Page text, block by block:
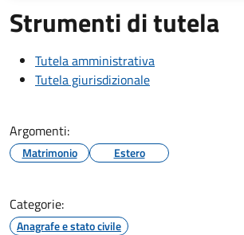
Strumenti di tutela
Tutela amministrativa
Tutela giurisdizionale
Argomenti:
Matrimonio Estero
Categorie:
Anagrafe e stato civile